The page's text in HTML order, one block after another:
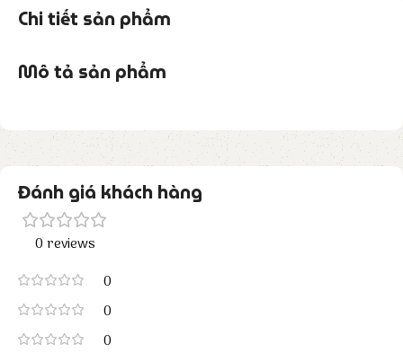
Chi tiết sản phẩm
Mô tả sản phẩm
Đánh giá khách hàng
0 reviews
0
0
0